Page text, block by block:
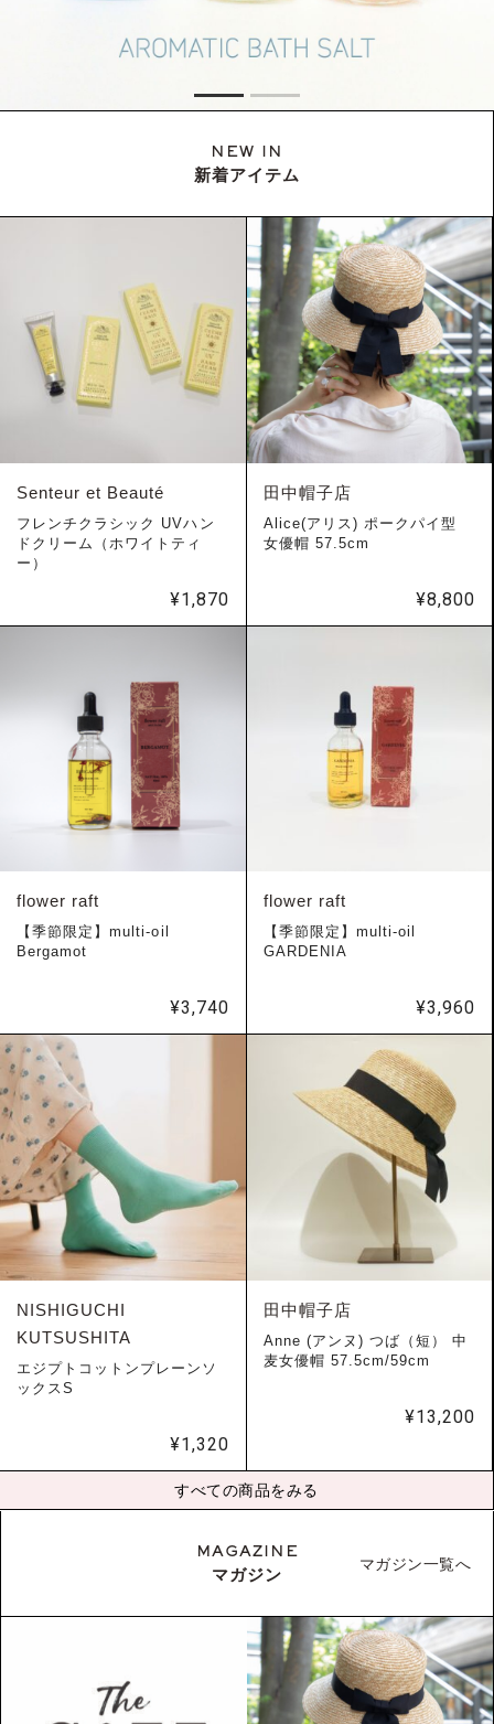
NEW IN
新着アイテム
Senteur et Beauté
フレンチクラシック UVハン
ドクリーム（ホワイトティ
ー）
¥1,870
田中帽子店
Alice(アリス) ポークパイ型
女優帽 57.5cm
¥8,800
flower raft
【季節限定】multi-oil
Bergamot
¥3,740
flower raft
【季節限定】multi-oil
GARDENIA
¥3,960
NISHIGUCHI
KUTSUSHITA
エジプトコットンプレーンソ
ックスS
¥1,320
田中帽子店
Anne (アンヌ) つば（短） 中
麦女優帽 57.5cm/59cm
¥13,200
すべての商品をみる
MAGAZINE
マガジン
マガジン一覧へ